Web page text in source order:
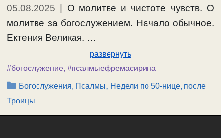
05.08.2025 | О молитве и чистоте чувств. О
молитве за богослужением. Начало обычное.
Ектения Великая. …
развернуть
#богослужение, #псалмыефремасирина
Рубрики
Богослужения, Псалмы, Недели по 50-нице, после
Троицы